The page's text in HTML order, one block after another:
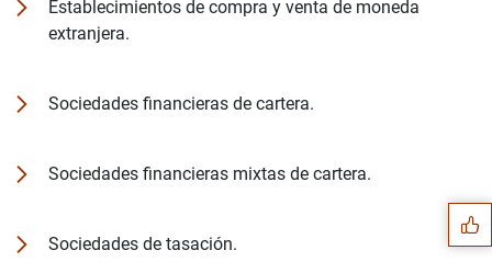
Establecimientos de compra y venta de moneda
extranjera.
Sociedades financieras de cartera.
Sociedades financieras mixtas de cartera.
Sociedades de tasación.
Sugerencias